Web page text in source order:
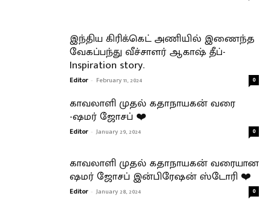
இந்திய கிரிக்கெட் அணியில் இணைந்த
வேகப்பந்து வீச்சாளர் ஆகாஷ் தீப்-
Inspiration story.
Editor - February 11, 2024 0
காவலாளி முதல் கதாநாயகன் வரை
-ஷமர் ஜோசப் ❤️
Editor - January 29, 2024 0
காவலாளி முதல் கதாநாயகன் வரையான
ஷமர் ஜோசப் இன்பிரேஷன் ஸ்டோரி ❤️
Editor - January 28, 2024 0